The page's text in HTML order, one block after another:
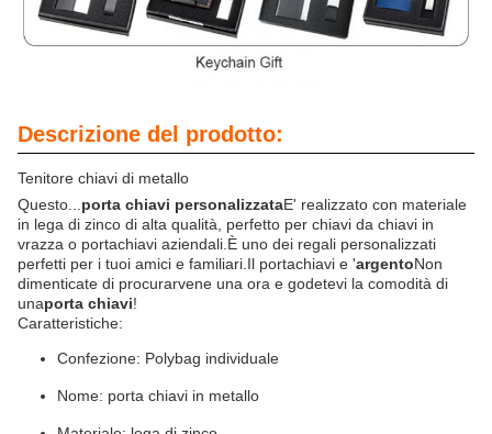
Descrizione del prodotto:
Tenitore chiavi di metallo
Questo...porta chiavi personalizzataE' realizzato con materiale
in lega di zinco di alta qualità, perfetto per chiavi da chiavi in
vrazza o portachiavi aziendali.È uno dei regali personalizzati
perfetti per i tuoi amici e familiari.Il portachiavi e 'argentoNon
dimenticate di procurarvene una ora e godetevi la comodità di
unaporta chiavi!
Caratteristiche:
Confezione: Polybag individuale
Nome: porta chiavi in metallo